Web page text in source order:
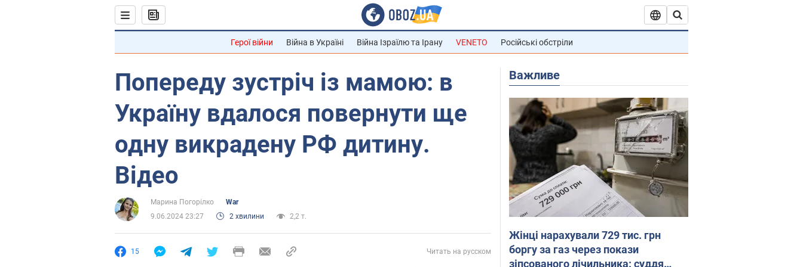
Герої війни Війна в Україні Війна Ізраїлю та Ірану VENETO Російські обстріли
Попереду зустріч із мамою: в
Україну вдалося повернути ще
одну викрадену РФ дитину.
Відео
Марина Погорілко
War
9.06.2024 23:27
2 хвилини 2,2 т.
15 Читать на русском
Важливе
Жінці нарахували 729 тис. грн
боргу за газ через покази
зіпсованого лічильника: суддя